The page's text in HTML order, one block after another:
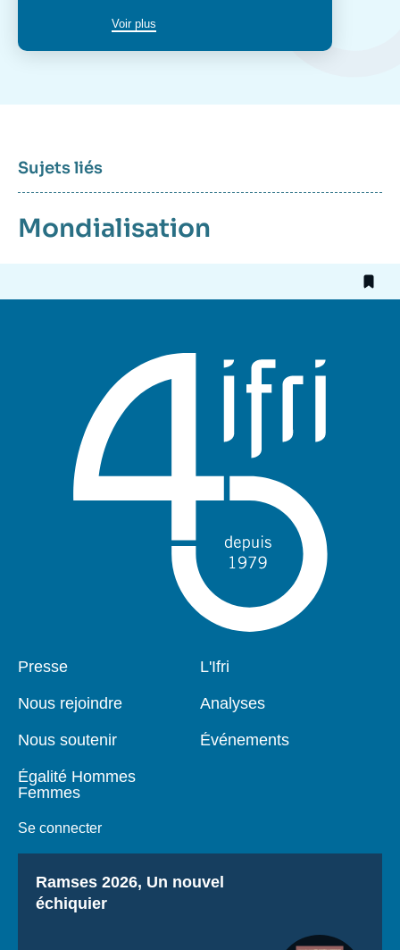
Voir plus
Sujets liés
Mondialisation
Pied
Presse
Nous rejoindre
Nous soutenir
Égalité Hommes
Femmes
Se connecter
Navigation
L'Ifri
Analyses
Événements
Titre
Ramses 2026, Un nouvel
échiquier